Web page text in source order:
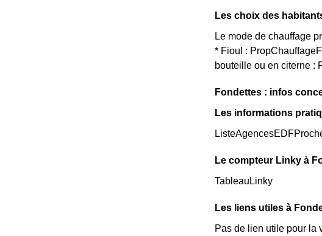
Les choix des
Le mode de chauffage
* Fioul :
bouteille ou en citerne :
Fondettes : infos
Les informations
Le compteur Linky à
TableauLinky
Les liens utiles à
Pas de lien utile pour la